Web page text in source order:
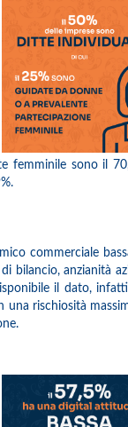
femminile sono il
commerciale
bilancio, anzianità
il dato,
una rischiosità